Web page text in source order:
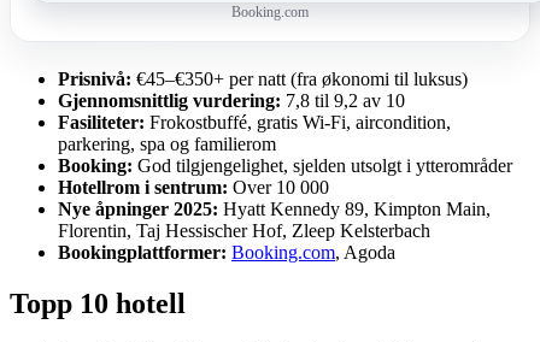
Booking.com
Prisnivå: €45–€350+ per natt (fra økonomi til luksus)
Gjennomsnittlig vurdering: 7,8 til 9,2 av 10
Fasiliteter: Frokostbuffé, gratis Wi-Fi, aircondition,
parkering, spa og familierom
Booking: God tilgjengelighet, sjelden utsolgt i ytterområder
Hotellrom i sentrum: Over 10 000
Nye åpninger 2025: Hyatt Kennedy 89, Kimpton Main,
Florentin, Taj Hessischer Hof, Zleep Kelsterbach
Bookingplattformer: Booking.com, Agoda
Topp 10 hotell